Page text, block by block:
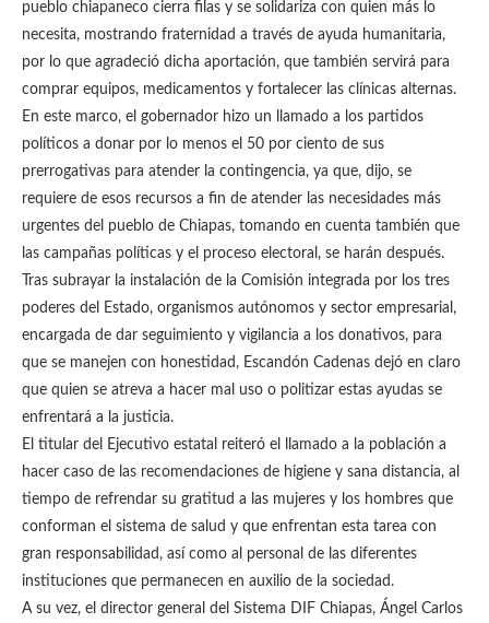
pueblo chiapaneco cierra filas y se solidariza con quien más lo
necesita, mostrando fraternidad a través de ayuda humanitaria,
por lo que agradeció dicha aportación, que también servirá para
comprar equipos, medicamentos y fortalecer las clínicas alternas.
En este marco, el gobernador hizo un llamado a los partidos
políticos a donar por lo menos el 50 por ciento de sus
prerrogativas para atender la contingencia, ya que, dijo, se
requiere de esos recursos a fin de atender las necesidades más
urgentes del pueblo de Chiapas, tomando en cuenta también que
las campañas políticas y el proceso electoral, se harán después.
Tras subrayar la instalación de la Comisión integrada por los tres
poderes del Estado, organismos autónomos y sector empresarial,
encargada de dar seguimiento y vigilancia a los donativos, para
que se manejen con honestidad, Escandón Cadenas dejó en claro
que quien se atreva a hacer mal uso o politizar estas ayudas se
enfrentará a la justicia.
El titular del Ejecutivo estatal reiteró el llamado a la población a
hacer caso de las recomendaciones de higiene y sana distancia, al
tiempo de refrendar su gratitud a las mujeres y los hombres que
conforman el sistema de salud y que enfrentan esta tarea con
gran responsabilidad, así como al personal de las diferentes
instituciones que permanecen en auxilio de la sociedad.
A su vez, el director general del Sistema DIF Chiapas, Ángel Carlos